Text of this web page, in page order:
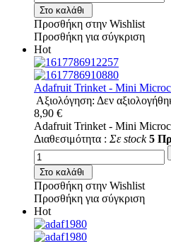
Στο καλάθι
Προσθήκη στην Wishlist
Προσθήκη για σύγκριση
Hot
Adafruit Trinket - Mini
Αξιολόγηση: Δεν
8,90 €
Adafruit Trinket - Mini
Διαθεσιμότητα : Σε stock 5
Στο καλάθι
Προσθήκη στην Wishlist
Προσθήκη για σύγκριση
Hot